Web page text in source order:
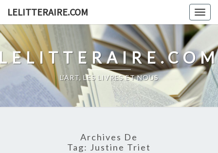
content
LELITTERAIRE.COM
L'ART, LES LIVRES ET NOUS
Archives De
Tag: Justine Triet